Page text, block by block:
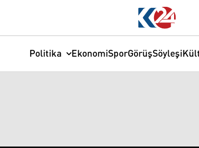
Politika EkonomiSporGörüşSöyleşi